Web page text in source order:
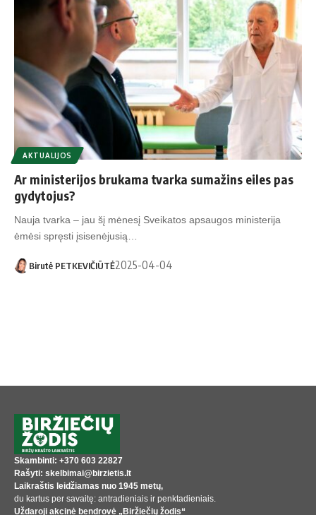
AKTUALIJOS
Ar ministerijos brukama tvarka sumažins eiles pas
gydytojus?
Nauja tvarka – jau šį mėnesį Sveikatos apsaugos ministerija
ėmėsi spręsti įsisenėjusią…
Birutė PETKEVIČIŪTĖ2025-04-04
Skambinti: +370 603 22827
Rašyti: skelbimai@birzietis.lt
Laikraštis leidžiamas nuo 1945 metų,
du kartus per savaitę: antradieniais ir penktadieniais.
Uždaroji akcinė bendrovė „Biržiečių žodis“